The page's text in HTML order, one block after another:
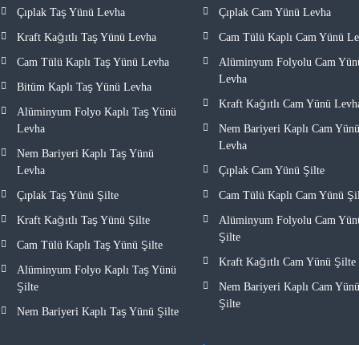
Çıplak Taş Yünü Levha
Kraft Kağıtlı Taş Yünü Levha
Cam Tülü Kaplı Taş Yünü Levha
Bitüm Kaplı Taş Yünü Levha
Alüminyum Folyo Kaplı Taş Yünü
Levha
Nem Bariyeri Kaplı Taş Yünü
Levha
Çıplak Taş Yünü Şilte
Kraft Kağıtlı Taş Yünü Şilte
Cam Tülü Kaplı Taş Yünü Şilte
Alüminyum Folyo Kaplı Taş Yünü
Şilte
Nem Bariyeri Kaplı Taş Yünü Şilte
Çıplak Cam Yünü Levha
Cam Tülü Kaplı Cam Yünü
Alüminyum Folyolu Cam
Levha
Kraft Kağıtlı Cam Yünü
Nem Bariyeri Kaplı Cam
Levha
Çıplak Cam Yünü Şilte
Cam Tülü Kaplı Cam Yünü
Alüminyum Folyolu Cam
Şilte
Kraft Kağıtlı Cam Yünü Şilte
Nem Bariyeri Kaplı Cam
Şilte